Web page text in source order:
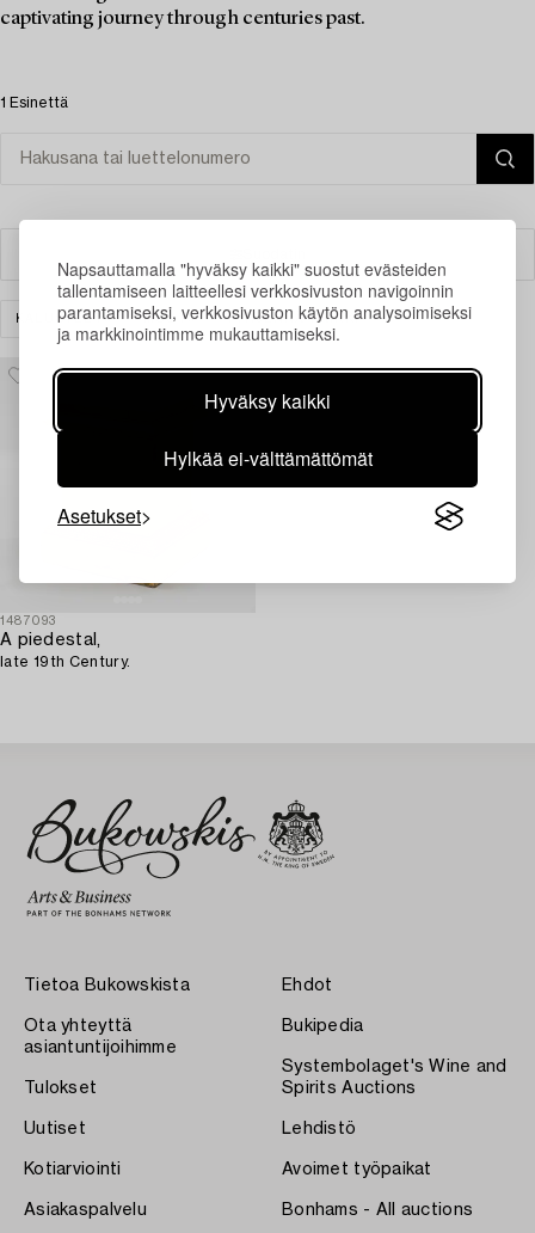
Napsauttamalla "hyväksy kaikki" suostut evästeiden
tallentamiseen laitteellesi verkkosivuston navigoinnin
parantamiseksi, verkkosivuston käytön analysoimiseksi
ja markkinointimme mukauttamiseksi.
Hyväksy kaikki
Hylkää ei-välttämättömät
Asetukset
captivating journey through centuries past.
1 Esinettä
KALUSTEET MUUT TYHJENNÄ KAIKKI
1487093
A piedestal,
late 19th Century.
Tietoa Bukowskista
Ota yhteyttä
asiantuntijoihimme
Tulokset
Uutiset
Kotiarviointi
Asiakaspalvelu
Ehdot
Bukipedia
Systembolaget's Wine and
Spirits Auctions
Lehdistö
Avoimet työpaikat
Bonhams - All auctions